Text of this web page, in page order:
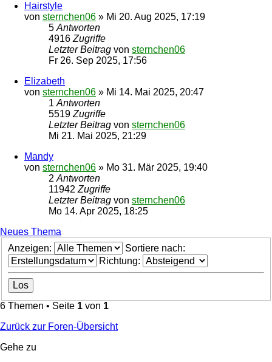
Hairstyle
von sternchen06 » Mi 20. Aug 2025, 17:19
5 Antworten
4916 Zugriffe
Letzter Beitrag von sternchen06
Fr 26. Sep 2025, 17:56
Elizabeth
von sternchen06 » Mi 14. Mai 2025, 20:47
1 Antworten
5519 Zugriffe
Letzter Beitrag von sternchen06
Mi 21. Mai 2025, 21:29
Mandy
von sternchen06 » Mo 31. Mär 2025, 19:40
2 Antworten
11942 Zugriffe
Letzter Beitrag von sternchen06
Mo 14. Apr 2025, 18:25
Neues Thema
Anzeigen:
Sortiere nach:
Richtung:
6 Themen • Seite 1 von 1
Zurück zur Foren-Übersicht
Gehe zu